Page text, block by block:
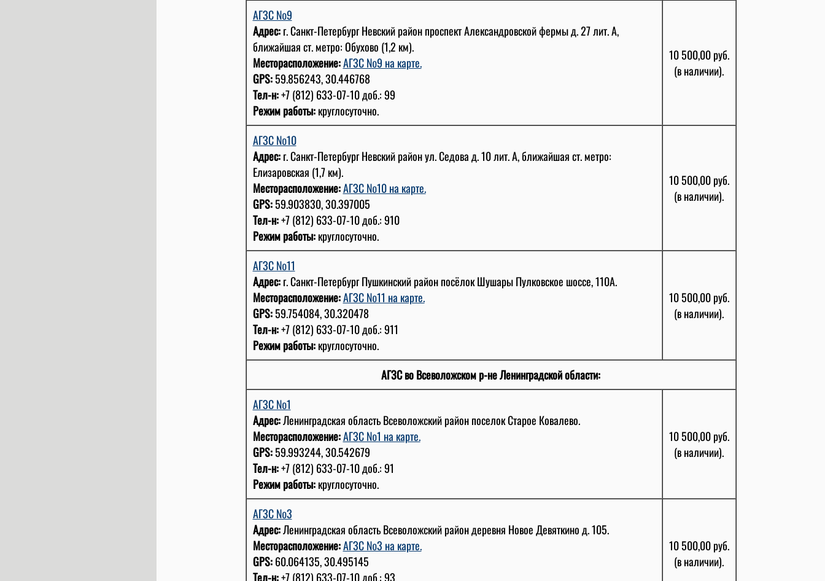
АГЗС №9
Адрес:г. Санкт-Петербург Невский район проспект Александровской фермы д. 27 лит. А,
ближайшая ст. метро: Обухово (1,2 км).
Месторасположение:АГЗС №9 на карте.
GPS:59.856243, 30.446768
Тел-н:+7 (812) 633-07-10 доб.: 99
Режим работы:круглосуточно.
10 500,00 руб.
(в наличии).
АГЗС №10
Адрес:г. Санкт-Петербург Невский район ул. Седова д. 10 лит. А, ближайшая ст. метро:
Елизаровская (1,7 км).
Месторасположение:АГЗС №10 на карте.
GPS:59.903830, 30.397005
Тел-н:+7 (812) 633-07-10 доб.: 910
Режим работы:круглосуточно.
10 500,00 руб.
(в наличии).
АГЗС №11
Адрес:г. Санкт-Петербург Пушкинский район посёлок Шушары Пулковское шоссе, 110А.
Месторасположение:АГЗС №11 на карте.
GPS:59.754084, 30.320478
Тел-н:+7 (812) 633-07-10 доб.: 911
Режим работы:круглосуточно.
10 500,00 руб.
(в наличии).
АГЗС во Всеволожском р-не Ленинградской области:
АГЗС №1
Адрес:Ленинградская область Всеволожский район поселок Старое Ковалево.
Месторасположение:АГЗС №1 на карте.
GPS:59.993244, 30.542679
Тел-н:+7 (812) 633-07-10 доб.: 91
Режим работы:круглосуточно.
10 500,00 руб.
(в наличии).
АГЗС №3
Адрес:Ленинградская область Всеволожский район деревня Новое Девяткино д. 105.
Месторасположение:АГЗС №3 на карте.
GPS: 60.064135, 30.495145
Тел-н:+7 (812) 633-07-10 доб.: 93
10 500,00 руб.
(в наличии).